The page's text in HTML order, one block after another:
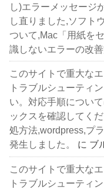
し)エラーメッセージ
し直りました,ソフト
ついて,Mac「用紙を
識しないエラーの改
このサイトで重大な
トラブルシューティ
い。対応手順につい
ックスを確認してく
処方法,wordpress,プ
発生しました。
に ブ
このサイトで重大な
トラブルシューティ